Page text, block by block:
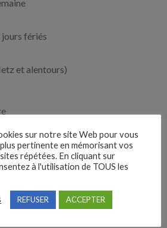
jours fériés
et alentours)
ceux qui en ont besoin.
sur notre site Web pour vous
pertinente en mémorisant vos
répétées. En cliquant sur
à l'utilisation de TOUS les
REFUSER ACCEPTER